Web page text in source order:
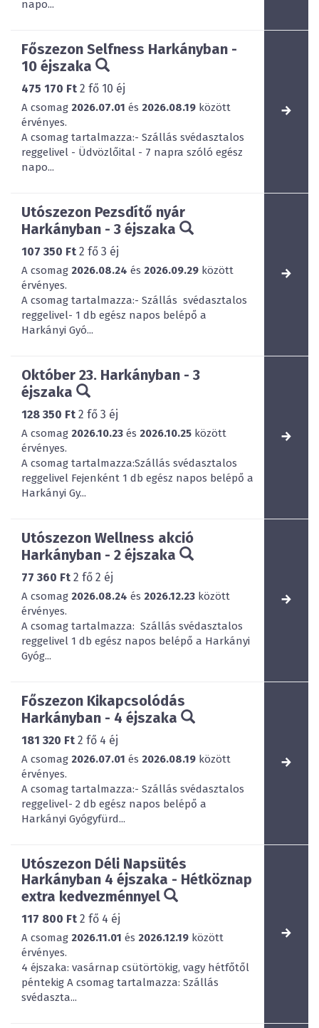
napo...
Főszezon Selfness Harkányban -
10 éjszaka
475 170 Ft 2 fő 10 éj
A csomag 2026.07.01 és 2026.08.19 között
érvényes.
A csomag tartalmazza:- Szállás svédasztalos
reggelivel - Üdvözlőital - 7 napra szóló egész
napo...
Utószezon Pezsdítő nyár
Harkányban - 3 éjszaka
107 350 Ft 2 fő 3 éj
A csomag 2026.08.24 és 2026.09.29 között
érvényes.
A csomag tartalmazza:- Szállás svédasztalos
reggelivel- 1 db egész napos belépő a
Harkányi Gyó...
Október 23. Harkányban - 3
éjszaka
128 350 Ft 2 fő 3 éj
A csomag 2026.10.23 és 2026.10.25 között
érvényes.
A csomag tartalmazza:Szállás svédasztalos
reggelivel Fejenként 1 db egész napos belépő a
Harkányi Gy...
Utószezon Wellness akció
Harkányban - 2 éjszaka
77 360 Ft 2 fő 2 éj
A csomag 2026.08.24 és 2026.12.23 között
érvényes.
A csomag tartalmazza: Szállás svédasztalos
reggelivel 1 db egész napos belépő a Harkányi
Gyóg...
Főszezon Kikapcsolódás
Harkányban - 4 éjszaka
181 320 Ft 2 fő 4 éj
A csomag 2026.07.01 és 2026.08.19 között
érvényes.
A csomag tartalmazza:- Szállás svédasztalos
reggelivel- 2 db egész napos belépő a
Harkányi Gyógyfürd...
Utószezon Déli Napsütés
Harkányban 4 éjszaka - Hétköznap
extra kedvezménnyel
117 800 Ft 2 fő 4 éj
A csomag 2026.11.01 és 2026.12.19 között
érvényes.
4 éjszaka: vasárnap csütörtökig, vagy hétfőtől
péntekig A csomag tartalmazza: Szállás
svédaszta...